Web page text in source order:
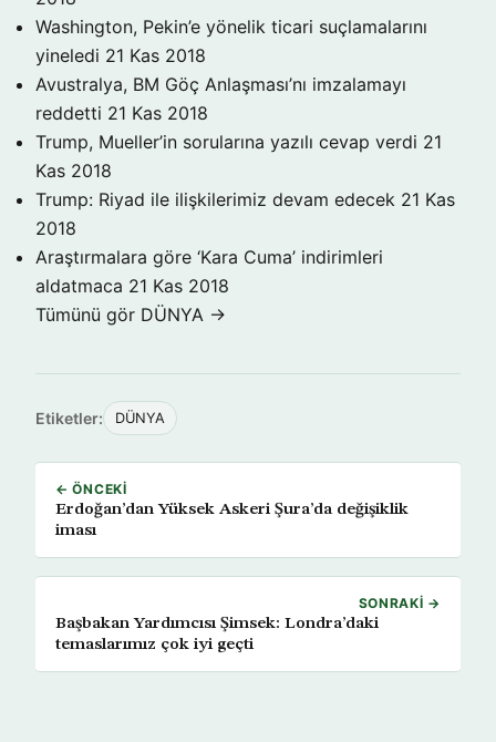
Washington, Pekin’e yönelik ticari suçlamalarını
yineledi 21 Kas 2018
Avustralya, BM Göç Anlaşması’nı imzalamayı
reddetti 21 Kas 2018
Trump, Mueller’in sorularına yazılı cevap verdi 21
Kas 2018
Trump: Riyad ile ilişkilerimiz devam edecek 21 Kas
2018
Araştırmalara göre ‘Kara Cuma’ indirimleri
aldatmaca 21 Kas 2018
Tümünü gör DÜNYA →
Etiketler: DÜNYA
← ÖNCEKI
Erdoğan’dan Yüksek Askeri Şura’da değişiklik
iması
SONRAKI →
Başbakan Yardımcısı Şimsek: Londra’daki
temaslarımız çok iyi geçti